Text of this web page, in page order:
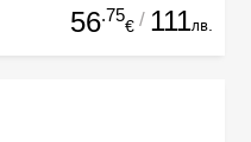
56.75
€ / 111лв.